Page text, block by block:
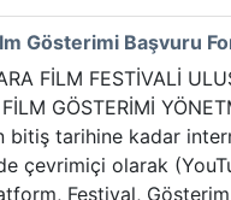
Gösterimi Başvuru
FİLM FESTİVALİ
GÖSTERİMİ
bitiş tarihine kadar
çevrimiçi olarak
Festival,